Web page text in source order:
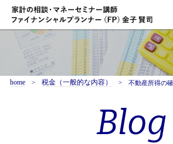
home 税金（一般的な内容） 不動産所得の
Blog